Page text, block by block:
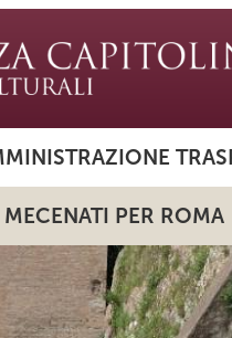
MECENATI PER ROMA